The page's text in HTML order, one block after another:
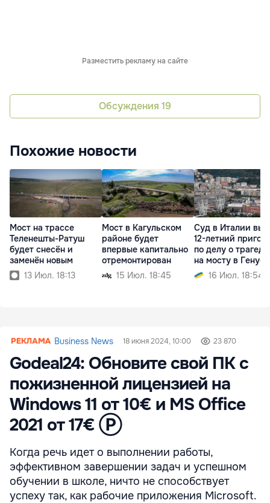
Разместить рекламу на сайте
Обсуждения 19
Похожие новости
Мост на трассе
Теленешты-Ратуш
будет снесён и
заменён новым
13 Июл. 18:13
Мост в Кагульском
районе будет
впервые капитально
отремонтирован
15 Июл. 18:45
Суд в Италии
12-летний
по делу о
на мосту в Генуе
16 Июл. 18:54
Business News 18 июня 2024, 10:00 23 870
Godeal24: Обновите свой ПК с
пожизненной лицензией на
Windows 11 от 10€ и MS Office
2021 от 17€ Ⓟ
Когда речь идет о выполнении работы,
эффективном завершении задач и успешном
обучении в школе, ничто не способствует
успеху так, как рабочие приложения Microsoft.